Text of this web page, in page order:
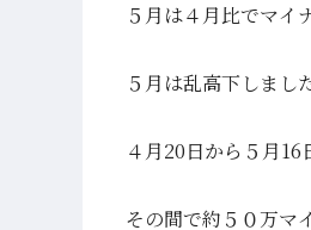
５月は４月比でマイ
５月は乱高下しまし
４月20日から５月16
その間で約５０万マ